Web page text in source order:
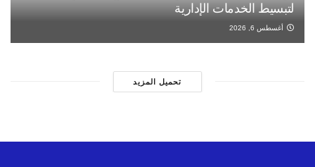
لتبسيط الخدمات الإدارية
أغسطس 6, 2026
تحميل المزيد